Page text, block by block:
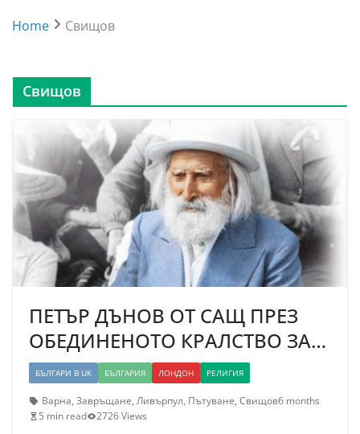
Home Свищов
Свищов
ПЕТЪР ДЪНОВ ОТ САЩ ПРЕЗ
ОБЕДИНЕНОТО КРАЛСТВО ЗА…
БЪЛГАРИ В UK БЪЛГАРИЯ ЛОНДОН РЕЛИГИЯ
Варна, Завръщане, Ливърпул, Пътуване, Свищов6 months
5 min read
2726 Views